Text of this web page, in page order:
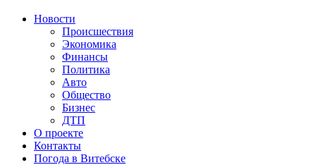
Новости
Происшествия
Экономика
Финансы
Политика
Авто
Общество
Бизнес
ДТП
О проекте
Контакты
Погода в Витебске